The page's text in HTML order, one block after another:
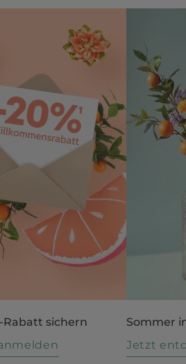
sichern
Sommer
Jetzt